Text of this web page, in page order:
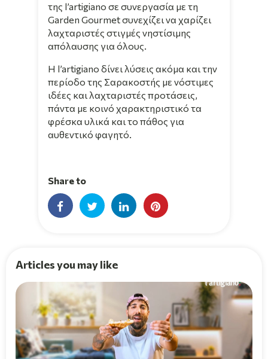
της l’artigiano σε συνεργασία με τη
Garden Gourmet συνεχίζει να χαρίζει
λαχταριστές στιγμές νηστίσιμης
απόλαυσης για όλους.
Η l’artigiano δίνει λύσεις ακόμα και την
περίοδο της Σαρακοστής με νόστιμες
ιδέες και λαχταριστές προτάσεις,
πάντα με κοινό χαρακτηριστικό τα
φρέσκα υλικά και το πάθος για
αυθεντικό φαγητό.
Share to
Articles you may like